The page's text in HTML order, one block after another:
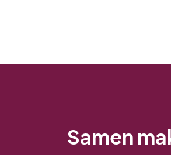
Samen